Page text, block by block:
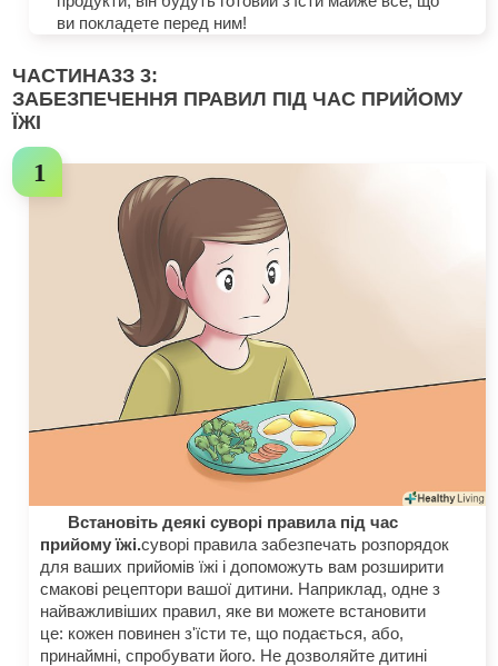
ви покладете перед ним!
ЧАСТИНА3З 3:
ЗАБЕЗПЕЧЕННЯ ПРАВИЛ ПІД ЧАС ПРИЙОМУ
ЇЖІ
Встановіть деякі суворі правила під час
прийому їжі.суворі правила забезпечать розпорядок
для ваших прийомів їжі і допоможуть вам розширити
смакові рецептори вашої дитини. Наприклад, одне з
найважливіших правил, яке ви можете встановити
це: кожен повинен з'їсти те, що подається, або,
принаймні, спробувати його. Не дозволяйте дитині